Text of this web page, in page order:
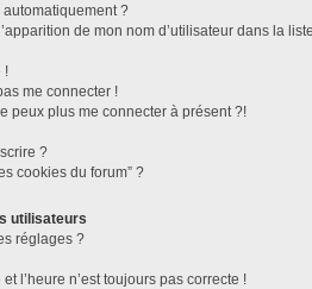
?
de mon nom d’utilisateur dans la
!
me connecter !
peux plus me connecter à présent ?!
?
cookies du forum” ?
utilisateurs
réglages ?
l’heure n’est toujours pas correcte !